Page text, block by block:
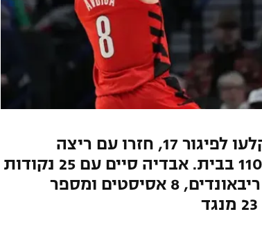
כמו מול דטרויט, הישראלי וחבריו נקלעו לפיגור 17, חזרו עם ריצה
מאוחרת של 2:19 ולבסוף נכנעו 110:106 בבית. אבדיה סיים עם 25 נקודות
באחוזים רעים (10 מ-25 מהשדה), 6 ריבאונדים, 8 אסיסטים ומספר